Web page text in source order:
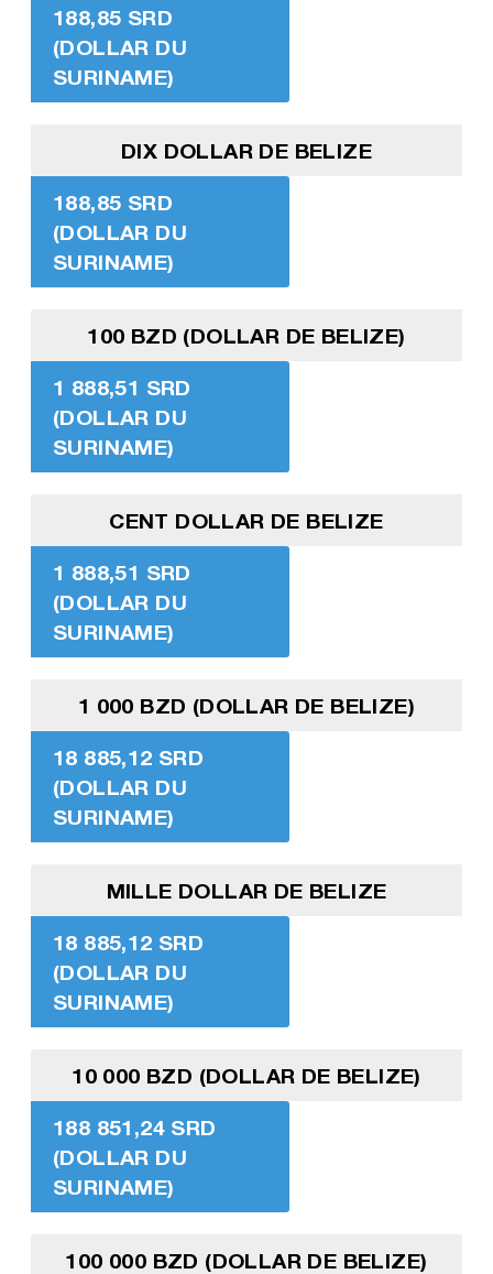
188,85 SRD
(DOLLAR DU
SURINAME)
DIX DOLLAR DE BELIZE
188,85 SRD
(DOLLAR DU
SURINAME)
100 BZD (DOLLAR DE BELIZE)
1 888,51 SRD
(DOLLAR DU
SURINAME)
CENT DOLLAR DE BELIZE
1 888,51 SRD
(DOLLAR DU
SURINAME)
1 000 BZD (DOLLAR DE BELIZE)
18 885,12 SRD
(DOLLAR DU
SURINAME)
MILLE DOLLAR DE BELIZE
18 885,12 SRD
(DOLLAR DU
SURINAME)
10 000 BZD (DOLLAR DE BELIZE)
188 851,24 SRD
(DOLLAR DU
SURINAME)
100 000 BZD (DOLLAR DE BELIZE)